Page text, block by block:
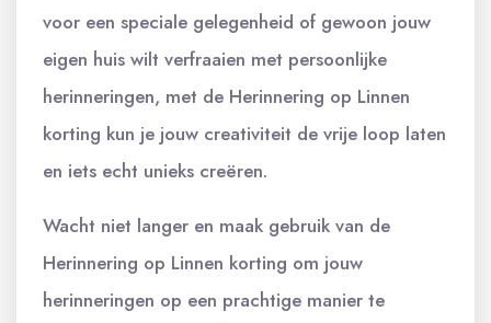
voor een speciale gelegenheid of gewoon jouw
eigen huis wilt verfraaien met persoonlijke
herinneringen, met de Herinnering op Linnen
korting kun je jouw creativiteit de vrije loop laten
en iets echt unieks creëren.
Wacht niet langer en maak gebruik van de
Herinnering op Linnen korting om jouw
herinneringen op een prachtige manier te